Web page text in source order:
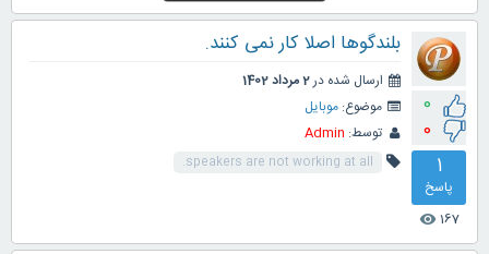
0
0
1
پاسخ
167
visibility
بلندگوها اصلا کار نمی کنند.
ارسال شده در2 مرداد 1402
موضوع: موبایل
توسط: Admin
speakers are not working at all.